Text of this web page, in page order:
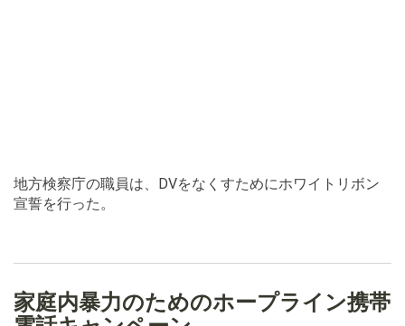
地方検察庁の職員は、DVをなくすためにホワイトリボン
宣誓を行った。
家庭内暴力のためのホープライン携帯